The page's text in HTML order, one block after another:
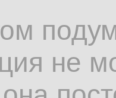
не